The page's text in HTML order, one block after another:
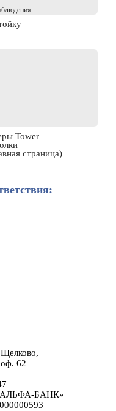
Tower
страница)
62
БАНК»